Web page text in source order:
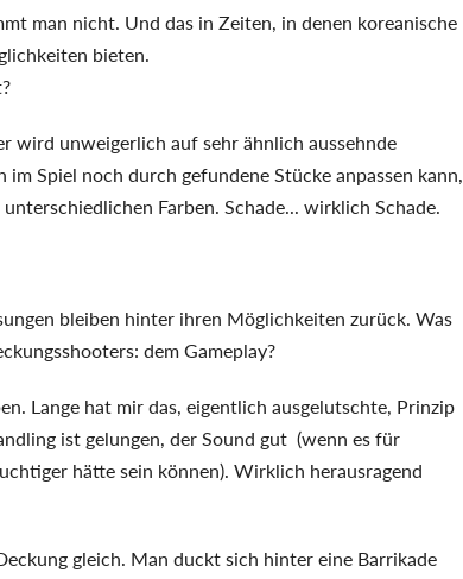
man nicht. Und das in Zeiten, in denen koreanische
bieten.
wird unweigerlich auf sehr ähnlich aussehnde
Spiel noch durch gefundene Stücke anpassen kann,
Farben. Schade... wirklich Schade.
bleiben hinter ihren Möglichkeiten zurück. Was
dem Gameplay?
Lange hat mir das, eigentlich ausgelutschte, Prinzip
ist gelungen, der Sound gut (wenn es für
hätte sein können). Wirklich herausragend
gleich. Man duckt sich hinter eine Barrikade